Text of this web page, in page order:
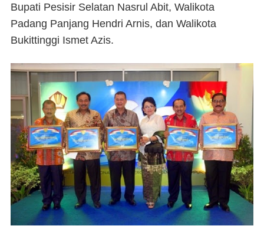
Bupati Pesisir Selatan Nasrul Abit, Walikota
Padang Panjang Hendri Arnis, dan Walikota
Bukittinggi Ismet Azis.